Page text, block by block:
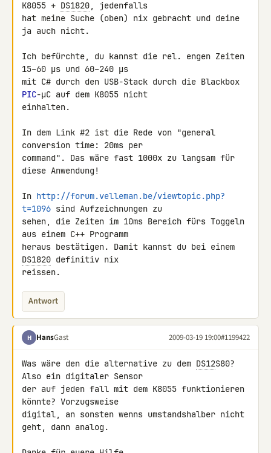
K8055 + DS1820, jedenfalls
hat meine Suche (oben) nix gebracht und deine
ja auch nicht.
Ich befürchte, du kannst die rel. engen Zeiten
15–60 µs und 60–240 µs
PIC-µC auf dem K8055 nicht
einhalten.
In dem Link #2 ist die Rede von "general
conversion time: 20ms per
command". Das wäre fast 1000x zu langsam für
diese Anwendung!
In http://forum.velleman.be/viewtopic.php?
t=1096 sind Aufzeichnungen zu
sehen, die Zeiten im 10ms Bereich fürs Toggeln
aus einem C++ Programm
DS1820 definitiv nix
reissen.
Antwort
H HansGast 2009-03-19 19:00#1199422
Was wäre den die alternative zu dem DS12S80?
Also ein digitaler Sensor
der auf jeden fall mit dem K8055 funktionieren
könnte? Vorzugsweise
digital, an sonsten wenns umstandshalber nicht
geht, dann analog.